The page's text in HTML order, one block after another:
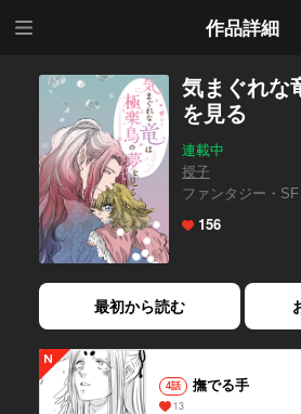
作品詳細
気まぐれな
を見る
連載中
授子
ファンタジー・SF
156
最初から読む
4話 撫でる手
13